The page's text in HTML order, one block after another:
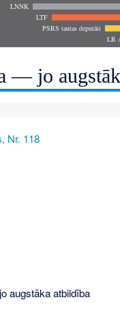
LNNK
LTF
PSRS tautas deputāti
LR
— jo
Nr. 118
augstāka atbildība